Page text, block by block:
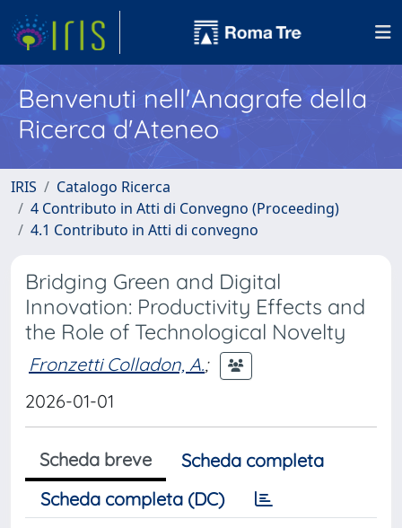
Benvenuti nell'Anagrafe della
Ricerca d'Ateneo
IRIS
Catalogo Ricerca
4 Contributo in Atti di Convegno (Proceeding)
4.1 Contributo in Atti di convegno
Bridging Green and Digital
Innovation: Productivity Effects and
the Role of Technological Novelty
Fronzetti Colladon, A.;
2026-01-01
Scheda breve
Scheda completa
Scheda completa (DC)